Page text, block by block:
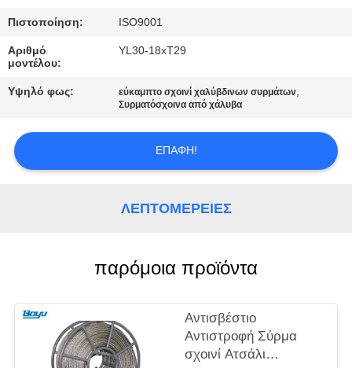
ΕΠΑΦΉ
ΕΙΔΉΣΕΙΣ
ΖΗΤΉΣΤΕ
ΈΝΑ
POLICY
Πιστοποίηση: ISO9001
Αριθμό
μοντέλου:
YL30-18xT29
Υψηλό φως: εύκαμπτο σχοινί χαλύβδινων συρμάτων,
Συρματόσχοινα από χάλυβα
ΕΠΑΦΉ!
ΛΕΠΤΟΜΈΡΕΙΕΣ
παρόμοια προϊόντα
Αντισβέστιο
Αντιστροφή Σύρμα
σχοινί Ατσάλι